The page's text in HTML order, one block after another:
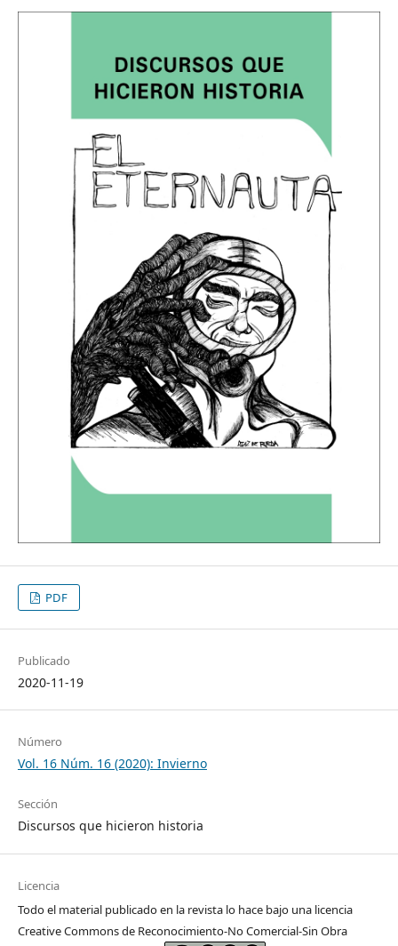
PDF
Publicado
2020-11-19
Número
Vol. 16 Núm. 16 (2020): Invierno
Sección
Discursos que hicieron historia
Licencia
Todo el material publicado en la revista lo hace bajo una licencia
Creative Commons de Reconocimiento-No Comercial-Sin Obra